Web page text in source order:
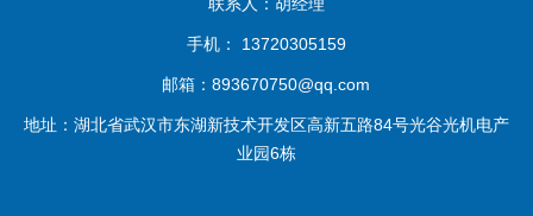
手机： 13720305159
邮箱：893670750@qq.com
地址：湖北省武汉市东湖新技术开发区高新五路84号光谷光机电产
业园6栋